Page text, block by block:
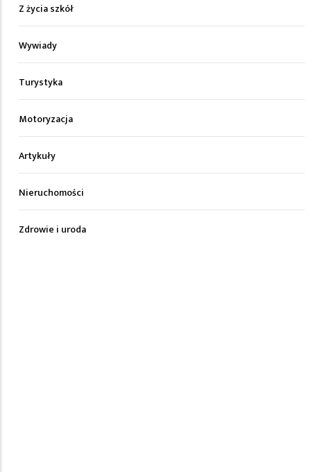
Z życia szkół
Wywiady
Turystyka
Motoryzacja
Artykuły
Nieruchomości
Zdrowie i uroda